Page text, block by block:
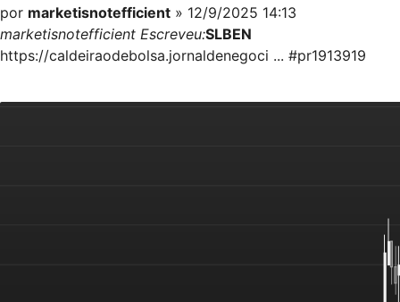
por marketisnotefficient » 12/9/2025 14:13
marketisnotefficient Escreveu:SLBEN
https://caldeiraodebolsa.jornaldenegoci ... #pr1913919